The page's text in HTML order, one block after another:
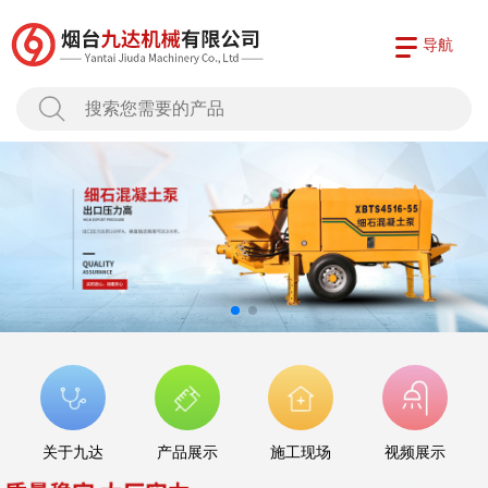
导航
关于九达 产品展示 施工现场 视频展示